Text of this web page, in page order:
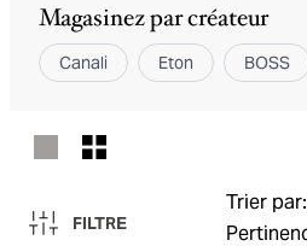
Magasinez par créateur
Canali Eton BOSS
FILTRE
Trier par: